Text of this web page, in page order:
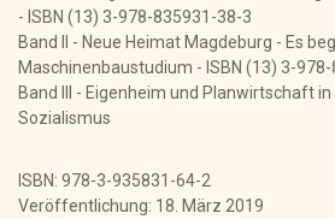
- ISBN (13) 3-978-835931-38-3
Band II - Neue Heimat Magdeburg - Es
Maschinenbaustudium - ISBN (13) 3-
Band III - Eigenheim und Planwirtschaft
Sozialismus
ISBN: 978-3-935831-64-2
Veröffentlichung: 18. März 2019